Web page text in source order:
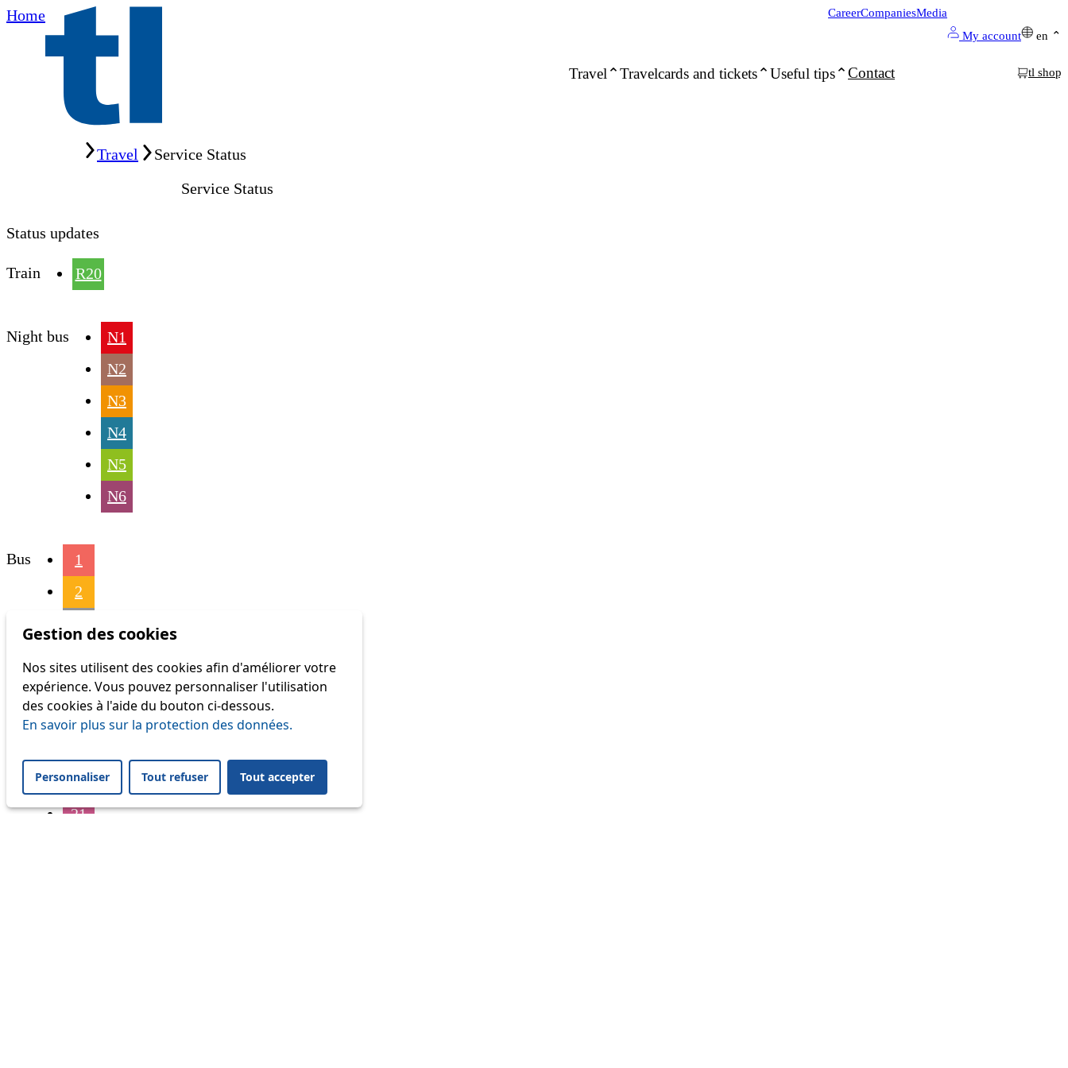
Home
Travel Travelcards and tickets Useful tips Contact
CareerCompaniesMedia
My account
en
tl shop
Travel
Service Status
Service Status
Status updates
Train R20
Night bus
N1
N2
N3
N4
N5
N6
Bus
1
2
6
16
18
21
Gestion des cookies
Nos sites utilisent des cookies afin d'améliorer votre
expérience. Vous pouvez personnaliser l'utilisation
des cookies à l'aide du bouton ci-dessous.
En savoir plus sur la protection des données.
Personnaliser Tout refuser Tout accepter